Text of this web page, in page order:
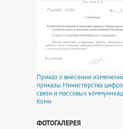
Приказ о внесении
приказы Министерства
связи и массовых
Коми
ФОТОГАЛЕРЕЯ